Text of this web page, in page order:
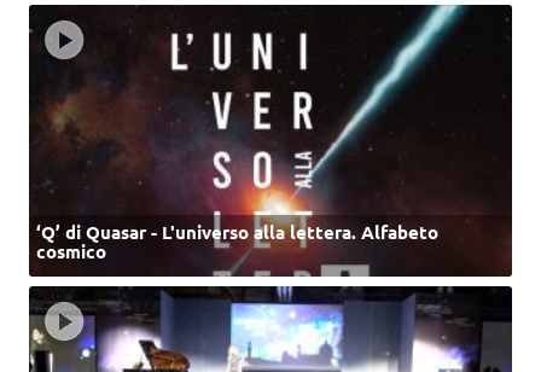
‘Q’ di Quasar - L'universo alla lettera. Alfabeto
cosmico